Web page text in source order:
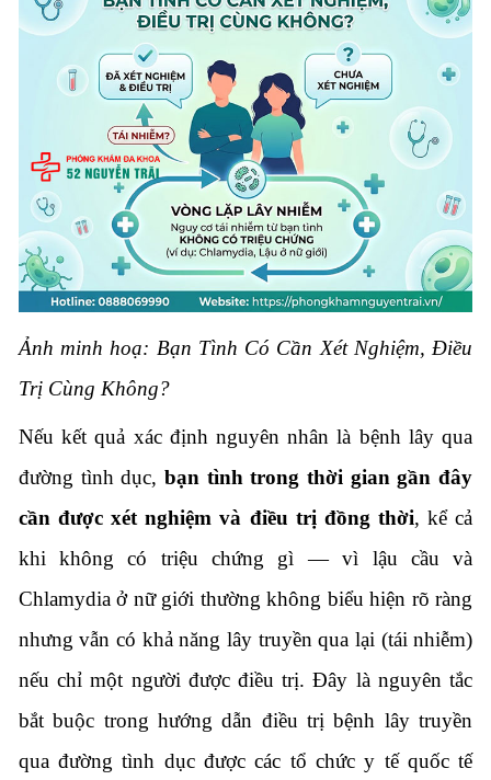
Ảnh minh hoạ: Bạn Tình Có Cần Xét Nghiệm, Điều
Trị Cùng Không?
Nếu kết quả xác định nguyên nhân là bệnh lây qua
đường tình dục, bạn tình trong thời gian gần đây
cần được xét nghiệm và điều trị đồng thời, kể cả
khi không có triệu chứng gì — vì lậu cầu và
Chlamydia ở nữ giới thường không biểu hiện rõ ràng
nhưng vẫn có khả năng lây truyền qua lại (tái nhiễm)
nếu chỉ một người được điều trị. Đây là nguyên tắc
bắt buộc trong hướng dẫn điều trị bệnh lây truyền
qua đường tình dục được các tổ chức y tế quốc tế